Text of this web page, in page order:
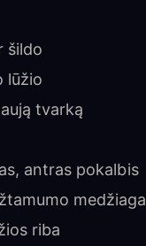
šildo
lūžio
tvarką
antras pokalbis
medžiaga
riba